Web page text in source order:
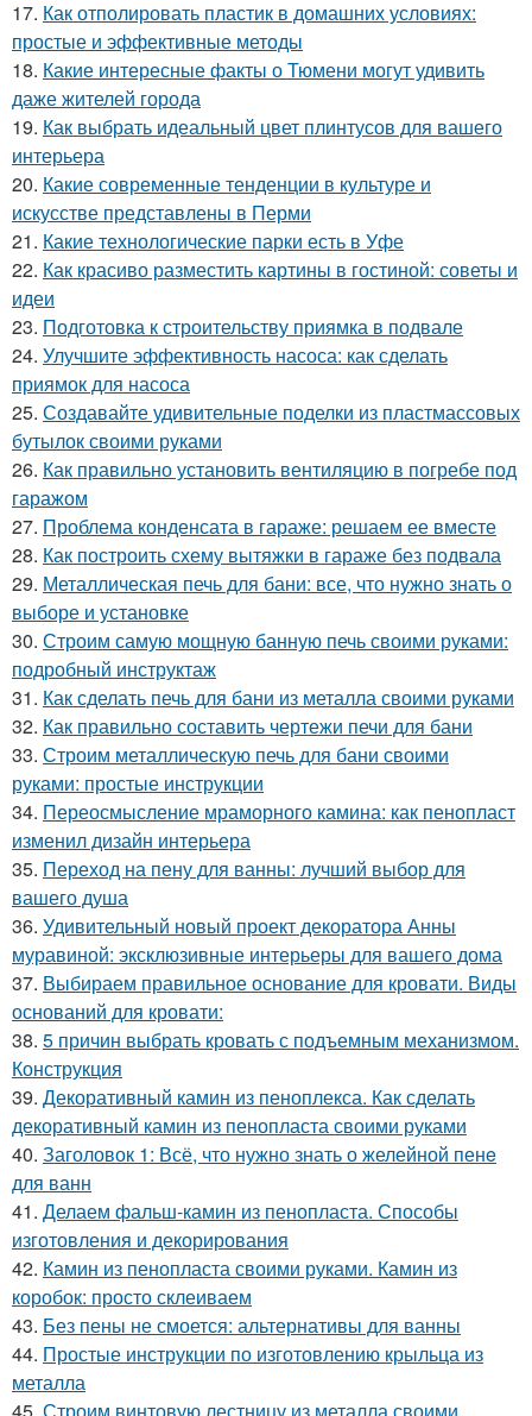
17. Как отполировать пластик в домашних условиях:
простые и эффективные методы
18. Какие интересные факты о Тюмени могут удивить
даже жителей города
19. Как выбрать идеальный цвет плинтусов для вашего
интерьера
20. Какие современные тенденции в культуре и
искусстве представлены в Перми
21. Какие технологические парки есть в Уфе
22. Как красиво разместить картины в гостиной: советы и
идеи
23. Подготовка к строительству приямка в подвале
24. Улучшите эффективность насоса: как сделать
приямок для насоса
25. Создавайте удивительные поделки из пластмассовых
бутылок своими руками
26. Как правильно установить вентиляцию в погребе под
гаражом
27. Проблема конденсата в гараже: решаем ее вместе
28. Как построить схему вытяжки в гараже без подвала
29. Металлическая печь для бани: все, что нужно знать о
выборе и установке
30. Строим самую мощную банную печь своими руками:
подробный инструктаж
31. Как сделать печь для бани из металла своими руками
32. Как правильно составить чертежи печи для бани
33. Строим металлическую печь для бани своими
руками: простые инструкции
34. Переосмысление мраморного камина: как пенопласт
изменил дизайн интерьера
35. Переход на пену для ванны: лучший выбор для
вашего душа
36. Удивительный новый проект декоратора Анны
муравиной: эксклюзивные интерьеры для вашего дома
37. Выбираем правильное основание для кровати. Виды
оснований для кровати:
38. 5 причин выбрать кровать с подъемным механизмом.
Конструкция
39. Декоративный камин из пеноплекса. Как сделать
декоративный камин из пенопласта своими руками
40. Заголовок 1: Всё, что нужно знать о желейной пенe
для ванн
41. Делаем фальш-камин из пенопласта. Способы
изготовления и декорирования
42. Камин из пенопласта своими руками. Камин из
коробок: просто склеиваем
43. Без пены не смоется: альтернативы для ванны
44. Простые инструкции по изготовлению крыльца из
металла